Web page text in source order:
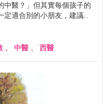
中醫？」但其實每個孩子的
適合別的小朋友，建議家
最好的醫療處置喔！
、 中醫 、 西醫